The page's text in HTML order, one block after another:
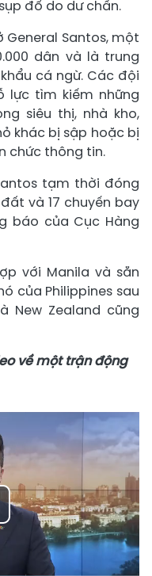
đổ do dư chấn.
Santos, một
dân và là trung
cá ngừ. Các đội
lực tìm kiếm những
siêu thị, nhà kho,
khác bị sập hoặc bị
chức thông tin.
tạm thời đóng
và 17 chuyến bay
báo của Cục Hàng
với Manila và sẵn
của Philippines sau
New Zealand cũng
về một trận động